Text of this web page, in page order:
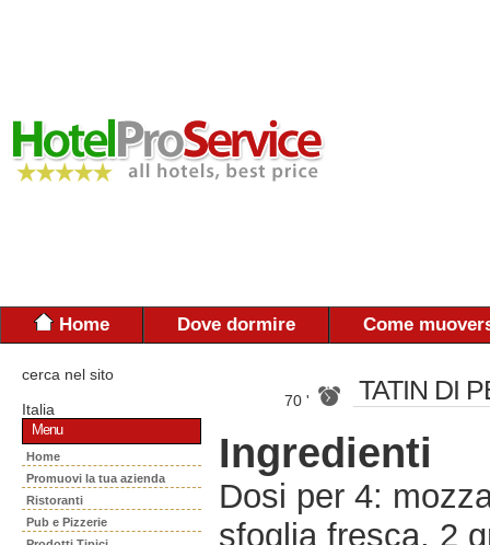
Home Dove dormire Come
cerca nel sito
Italia
Menu
Home
Promuovi la tua azienda
Ristoranti
Pub e Pizzerie
70 ' TATIN DI
Ingredienti
Dosi per 4:
sfoglia fresca, 2